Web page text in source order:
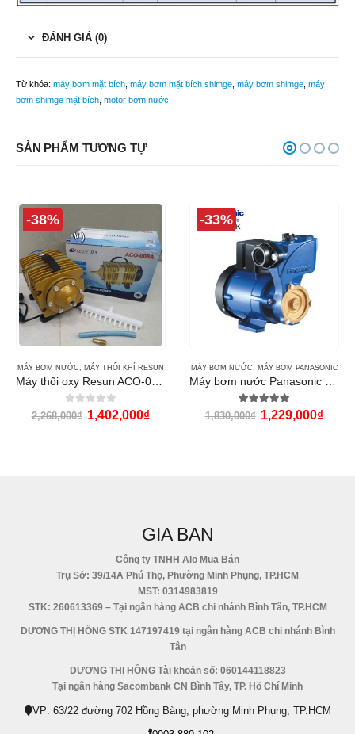
ĐÁNH GIÁ (0)
Từ khóa: máy bơm mặt bích máy bơm mặt bích shimge máy bơm shimge máy
bơm shimge mặt bích motor bơm nước
SẢN PHẨM TƯƠNG TỰ
-38%
MÁY BƠM NƯỚC MÁY THỔI KHÍ RESUN
0out of 5
2,268,000₫ 1,402,000₫
-33%
MÁY BƠM NƯỚC MÁY BƠM PANASONIC
5.00 out of 5
1,830,000₫ 1,229,000₫
GIA BAN
Công ty TNHH Alo Mua Bán
Trụ Sở: 39/14A Phú Thọ, Phường Minh Phụng, TP.HCM
MST: 0314983819
STK: 260613369 – Tại ngân hàng ACB chi nhánh Bình Tân, TP.HCM
DƯƠNG THỊ HỒNG STK 147197419 tại ngân hàng ACB chi nhánh Bình
Tân
DƯƠNG THỊ HỒNG Tài khoản số: 060144118823
Tại ngân hàng Sacombank CN Bình Tây, TP. Hồ Chí Minh
VP: 63/22 đường 702 Hồng Bàng, phường Minh Phụng, TP.HCM